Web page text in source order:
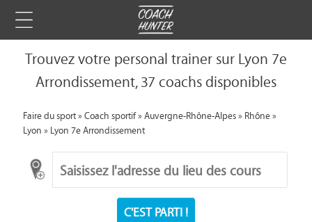
Trouvez votre personal trainer sur Lyon 7e
Arrondissement, 37 coachs disponibles
Faire du sport»Coach sportif»Auvergne-Rhône-Alpes»Rhône»
Lyon»Lyon 7e Arrondissement
C'EST PARTI !